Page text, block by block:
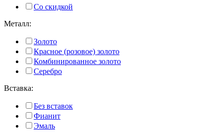
Со скидкой
Металл:
Золото
Красное (розовое) золото
Комбинированное золото
Серебро
Вставка:
Без вставок
Фианит
Эмаль